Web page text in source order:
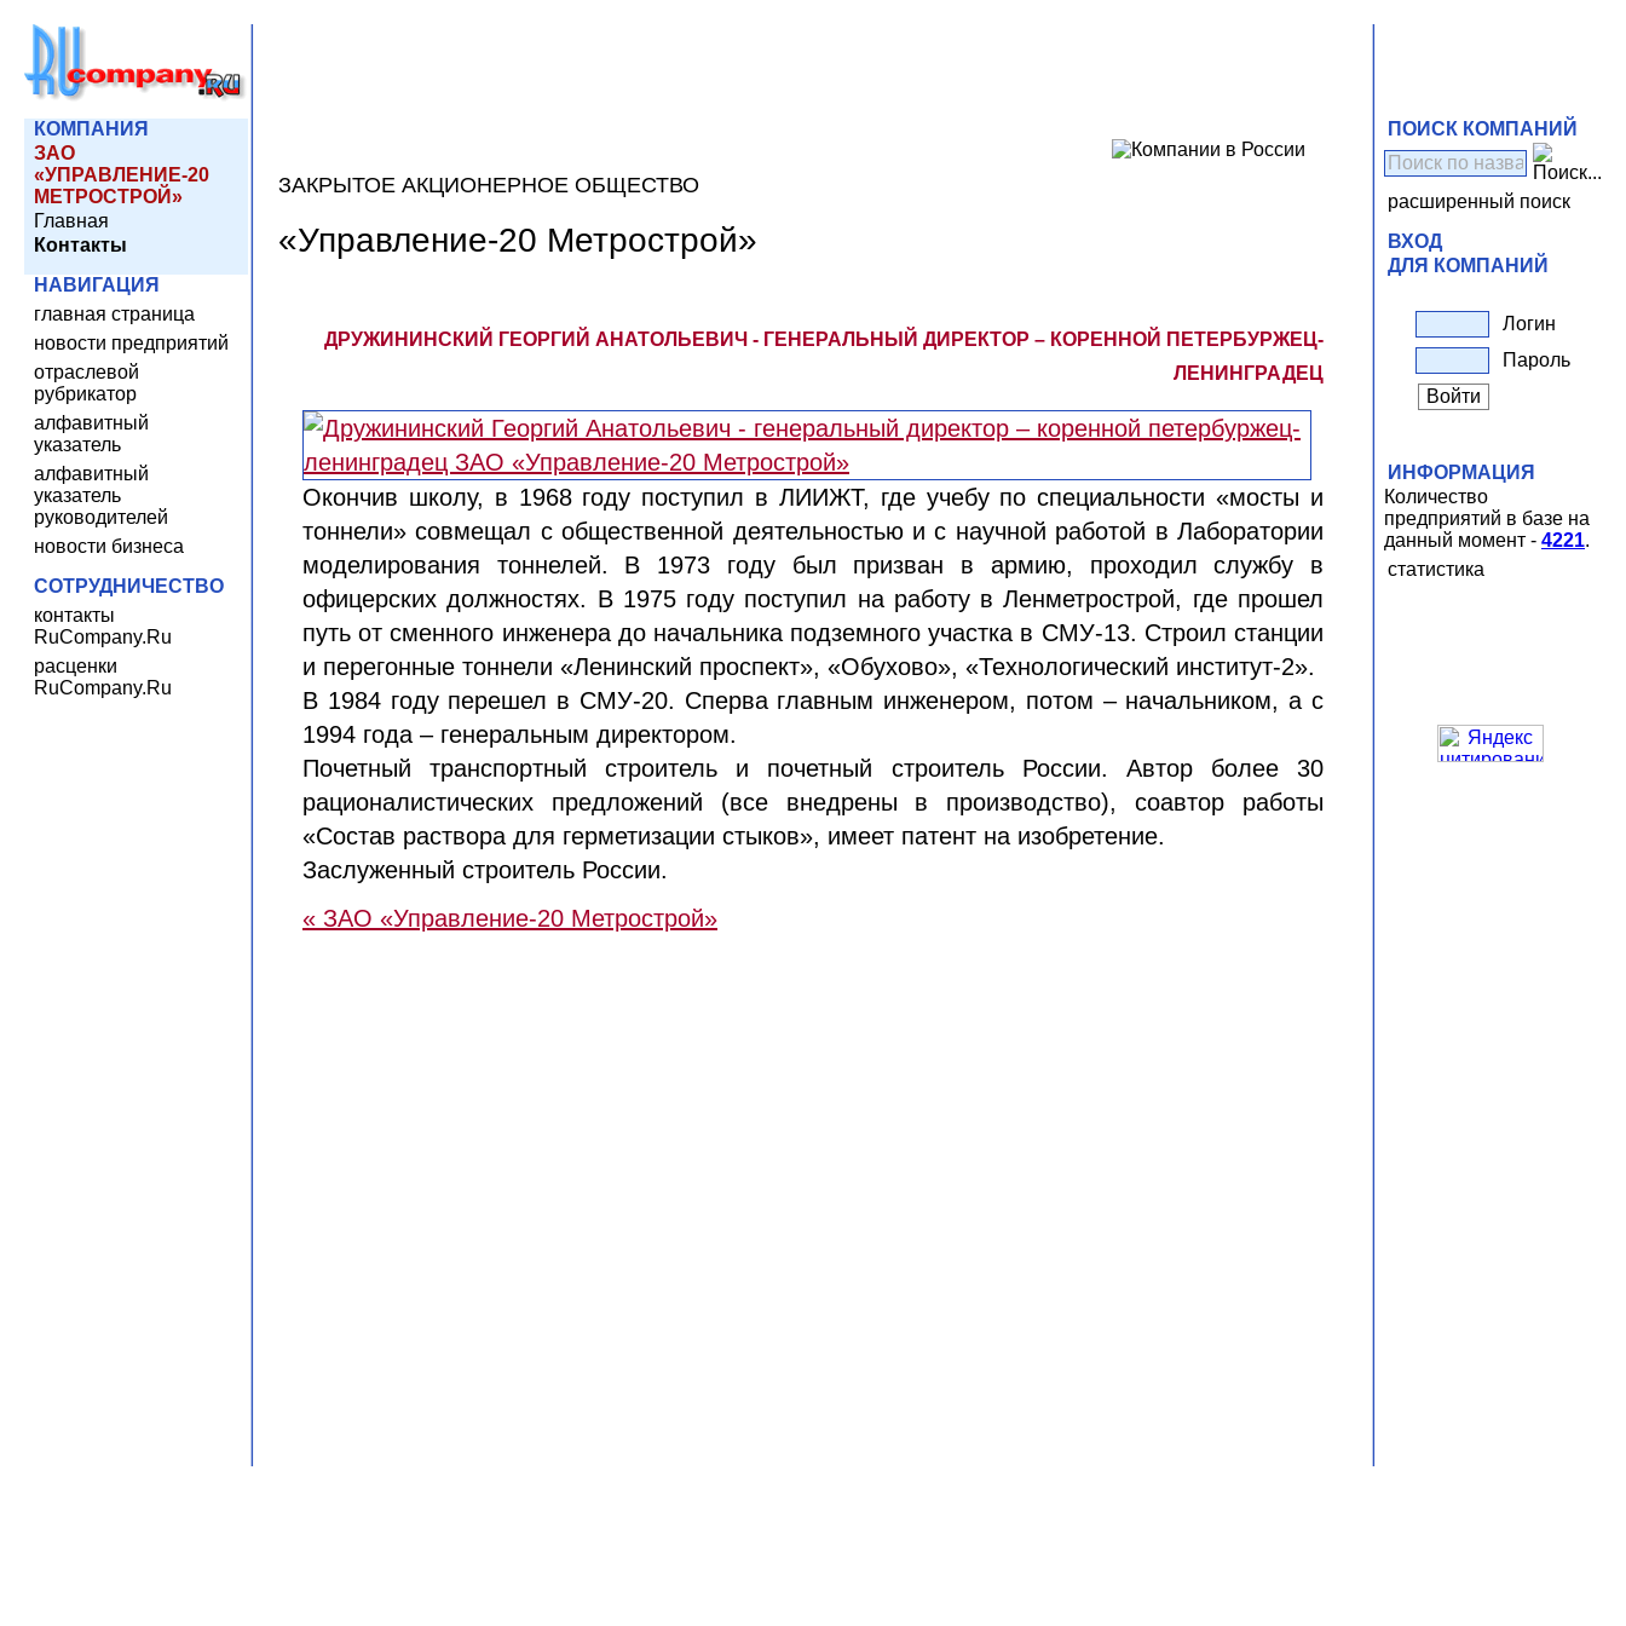
КОМПАНИЯ
ЗАО
«УПРАВЛЕНИЕ-20
МЕТРОСТРОЙ»
Главная
Контакты
НАВИГАЦИЯ
главная страница
новости предприятий
отраслевой
рубрикатор
алфавитный
указатель
алфавитный
указатель
руководителей
новости бизнеса
СОТРУДНИЧЕСТВО
контакты
RuCompany.Ru
расценки
RuCompany.Ru
ЗАКРЫТОЕ АКЦИОНЕРНОЕ ОБЩЕСТВО
«Управление-20 Метрострой»
ДРУЖИНИНСКИЙ ГЕОРГИЙ АНАТОЛЬЕВИЧ - ГЕНЕРАЛЬНЫЙ ДИРЕКТОР – КОРЕННОЙ ПЕТЕРБУРЖЕЦ-
ЛЕНИНГРАДЕЦ
Окончив школу, в 1968 году поступил в ЛИИЖТ, где учебу по специальности «мосты и
тоннели» совмещал с общественной деятельностью и с научной работой в Лаборатории
моделирования тоннелей. В 1973 году был призван в армию, проходил службу в
офицерских должностях. В 1975 году поступил на работу в Ленметрострой, где прошел
путь от сменного инженера до начальника подземного участка в СМУ-13. Строил станции
и перегонные тоннели «Ленинский проспект», «Обухово», «Технологический институт-2».
В 1984 году перешел в СМУ-20. Сперва главным инженером, потом – начальником, а с
1994 года – генеральным директором.
Почетный транспортный строитель и почетный строитель России. Автор более 30
рационалистических предложений (все внедрены в производство), соавтор работы
«Состав раствора для герметизации стыков», имеет патент на изобретение.
Заслуженный строитель России.
« ЗАО «Управление-20 Метрострой»
ПОИСК КОМПАНИЙ
расширенный поиск
ВХОД
ДЛЯ КОМПАНИЙ
Логин
Пароль
ИНФОРМАЦИЯ
Количество
предприятий в базе на
данный момент - 4221.
статистика